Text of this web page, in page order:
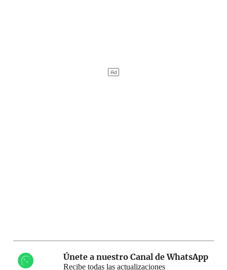
Únete a nuestro Canal de WhatsApp
Recibe todas las actualizaciones